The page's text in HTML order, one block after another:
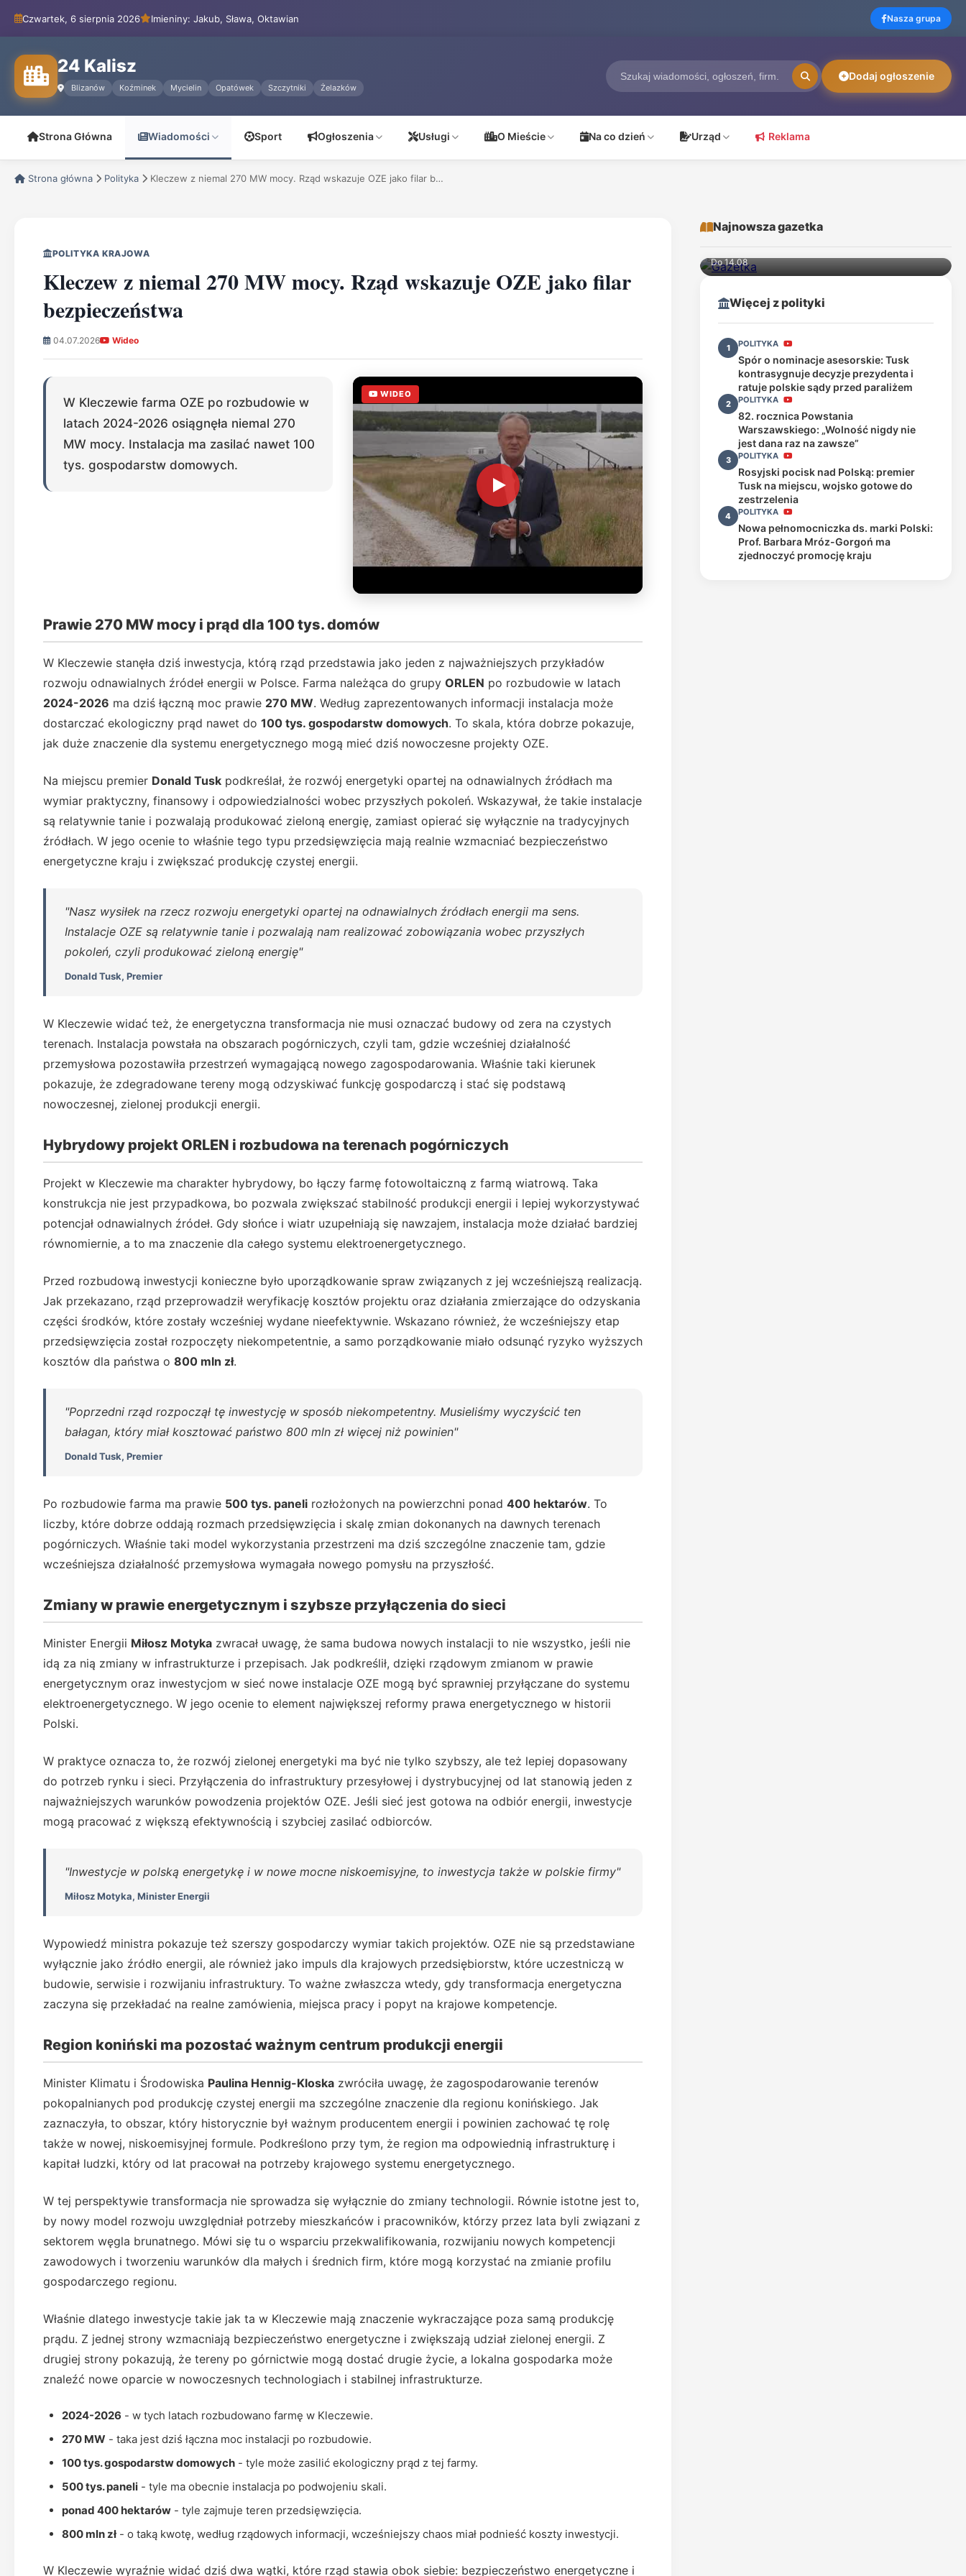
Czwartek, 6 sierpnia 2026 Imieniny: Jakub, Sława, Oktawian Nasza grupa
24 Kalisz
Blizanów Koźminek Mycielin Opatówek Szczytniki Żelazków
Dodaj ogłoszenie
Strona Główna Wiadomości Sport Ogłoszenia Usługi O Mieście Na co dzień Urząd Reklama
Strona główna Polityka Kleczew z niemal 270 MW mocy. Rząd wskazuje OZE jako filar b…
POLITYKA KRAJOWA
Kleczew z niemal 270 MW mocy. Rząd wskazuje OZE jako filar
bezpieczeństwa
04.07.2026 Wideo
W Kleczewie farma OZE po rozbudowie w
latach 2024-2026 osiągnęła niemal 270
MW mocy. Instalacja ma zasilać nawet 100
tys. gospodarstw domowych.
WIDEO
Prawie 270 MW mocy i prąd dla 100 tys. domów
W Kleczewie stanęła dziś inwestycja, którą rząd przedstawia jako jeden z najważniejszych przykładów
rozwoju odnawialnych źródeł energii w Polsce. Farma należąca do grupy ORLEN po rozbudowie w latach
2024-2026 ma dziś łączną moc prawie 270 MW. Według zaprezentowanych informacji instalacja może
dostarczać ekologiczny prąd nawet do 100 tys. gospodarstw domowych. To skala, która dobrze pokazuje,
jak duże znaczenie dla systemu energetycznego mogą mieć dziś nowoczesne projekty OZE.
Na miejscu premier Donald Tusk podkreślał, że rozwój energetyki opartej na odnawialnych źródłach ma
wymiar praktyczny, finansowy i odpowiedzialności wobec przyszłych pokoleń. Wskazywał, że takie instalacje
są relatywnie tanie i pozwalają produkować zieloną energię, zamiast opierać się wyłącznie na tradycyjnych
źródłach. W jego ocenie to właśnie tego typu przedsięwzięcia mają realnie wzmacniać bezpieczeństwo
energetyczne kraju i zwiększać produkcję czystej energii.
"Nasz wysiłek na rzecz rozwoju energetyki opartej na odnawialnych źródłach energii ma sens.
Instalacje OZE są relatywnie tanie i pozwalają nam realizować zobowiązania wobec przyszłych
pokoleń, czyli produkować zieloną energię"
Donald Tusk, Premier
W Kleczewie widać też, że energetyczna transformacja nie musi oznaczać budowy od zera na czystych
terenach. Instalacja powstała na obszarach pogórniczych, czyli tam, gdzie wcześniej działalność
przemysłowa pozostawiła przestrzeń wymagającą nowego zagospodarowania. Właśnie taki kierunek
pokazuje, że zdegradowane tereny mogą odzyskiwać funkcję gospodarczą i stać się podstawą
nowoczesnej, zielonej produkcji energii.
Hybrydowy projekt ORLEN i rozbudowa na terenach pogórniczych
Projekt w Kleczewie ma charakter hybrydowy, bo łączy farmę fotowoltaiczną z farmą wiatrową. Taka
konstrukcja nie jest przypadkowa, bo pozwala zwiększać stabilność produkcji energii i lepiej wykorzystywać
potencjał odnawialnych źródeł. Gdy słońce i wiatr uzupełniają się nawzajem, instalacja może działać bardziej
równomiernie, a to ma znaczenie dla całego systemu elektroenergetycznego.
Przed rozbudową inwestycji konieczne było uporządkowanie spraw związanych z jej wcześniejszą realizacją.
Jak przekazano, rząd przeprowadził weryfikację kosztów projektu oraz działania zmierzające do odzyskania
części środków, które zostały wcześniej wydane nieefektywnie. Wskazano również, że wcześniejszy etap
przedsięwzięcia został rozpoczęty niekompetentnie, a samo porządkowanie miało odsunąć ryzyko wyższych
kosztów dla państwa o 800 mln zł.
"Poprzedni rząd rozpoczął tę inwestycję w sposób niekompetentny. Musieliśmy wyczyścić ten
bałagan, który miał kosztować państwo 800 mln zł więcej niż powinien"
Donald Tusk, Premier
Po rozbudowie farma ma prawie 500 tys. paneli rozłożonych na powierzchni ponad 400 hektarów. To
liczby, które dobrze oddają rozmach przedsięwzięcia i skalę zmian dokonanych na dawnych terenach
pogórniczych. Właśnie taki model wykorzystania przestrzeni ma dziś szczególne znaczenie tam, gdzie
wcześniejsza działalność przemysłowa wymagała nowego pomysłu na przyszłość.
Zmiany w prawie energetycznym i szybsze przyłączenia do sieci
Minister Energii Miłosz Motyka zwracał uwagę, że sama budowa nowych instalacji to nie wszystko, jeśli nie
idą za nią zmiany w infrastrukturze i przepisach. Jak podkreślił, dzięki rządowym zmianom w prawie
energetycznym oraz inwestycjom w sieć nowe instalacje OZE mogą być sprawniej przyłączane do systemu
elektroenergetycznego. W jego ocenie to element największej reformy prawa energetycznego w historii
Polski.
W praktyce oznacza to, że rozwój zielonej energetyki ma być nie tylko szybszy, ale też lepiej dopasowany
do potrzeb rynku i sieci. Przyłączenia do infrastruktury przesyłowej i dystrybucyjnej od lat stanowią jeden z
najważniejszych warunków powodzenia projektów OZE. Jeśli sieć jest gotowa na odbiór energii, inwestycje
mogą pracować z większą efektywnością i szybciej zasilać odbiorców.
"Inwestycje w polską energetykę i w nowe mocne niskoemisyjne, to inwestycja także w polskie firmy"
Miłosz Motyka, Minister Energii
Wypowiedź ministra pokazuje też szerszy gospodarczy wymiar takich projektów. OZE nie są przedstawiane
wyłącznie jako źródło energii, ale również jako impuls dla krajowych przedsiębiorstw, które uczestniczą w
budowie, serwisie i rozwijaniu infrastruktury. To ważne zwłaszcza wtedy, gdy transformacja energetyczna
zaczyna się przekładać na realne zamówienia, miejsca pracy i popyt na krajowe kompetencje.
Region koniński ma pozostać ważnym centrum produkcji energii
Minister Klimatu i Środowiska Paulina Hennig-Kloska zwróciła uwagę, że zagospodarowanie terenów
pokopalnianych pod produkcję czystej energii ma szczególne znaczenie dla regionu konińskiego. Jak
zaznaczyła, to obszar, który historycznie był ważnym producentem energii i powinien zachować tę rolę
także w nowej, niskoemisyjnej formule. Podkreślono przy tym, że region ma odpowiednią infrastrukturę i
kapitał ludzki, który od lat pracował na potrzeby krajowego systemu energetycznego.
W tej perspektywie transformacja nie sprowadza się wyłącznie do zmiany technologii. Równie istotne jest to,
by nowy model rozwoju uwzględniał potrzeby mieszkańców i pracowników, którzy przez lata byli związani z
sektorem węgla brunatnego. Mówi się tu o wsparciu przekwalifikowania, rozwijaniu nowych kompetencji
zawodowych i tworzeniu warunków dla małych i średnich firm, które mogą korzystać na zmianie profilu
gospodarczego regionu.
Właśnie dlatego inwestycje takie jak ta w Kleczewie mają znaczenie wykraczające poza samą produkcję
prądu. Z jednej strony wzmacniają bezpieczeństwo energetyczne i zwiększają udział zielonej energii. Z
drugiej strony pokazują, że tereny po górnictwie mogą dostać drugie życie, a lokalna gospodarka może
znaleźć nowe oparcie w nowoczesnych technologiach i stabilnej infrastrukturze.
2024-2026 - w tych latach rozbudowano farmę w Kleczewie.
270 MW - taka jest dziś łączna moc instalacji po rozbudowie.
100 tys. gospodarstw domowych - tyle może zasilić ekologiczny prąd z tej farmy.
500 tys. paneli - tyle ma obecnie instalacja po podwojeniu skali.
ponad 400 hektarów - tyle zajmuje teren przedsięwzięcia.
800 mln zł- o taką kwotę, według rządowych informacji, wcześniejszy chaos miał podnieść koszty inwestycji.
W Kleczewie wyraźnie widać dziś dwa wątki, które rząd stawia obok siebie: bezpieczeństwo energetyczne i
Najnowsza gazetka
Do 14.08
Więcej z polityki
1 POLITYKA
Spór o nominacje asesorskie: Tusk
kontrasygnuje decyzje prezydenta i
ratuje polskie sądy przed paraliżem
2 POLITYKA
82. rocznica Powstania
Warszawskiego: „Wolność nigdy nie
jest dana raz na zawsze”
3 POLITYKA
Rosyjski pocisk nad Polską: premier
Tusk na miejscu, wojsko gotowe do
zestrzelenia
4 POLITYKA
Nowa pełnomocniczka ds. marki Polski:
Prof. Barbara Mróz-Gorgoń ma
zjednoczyć promocję kraju